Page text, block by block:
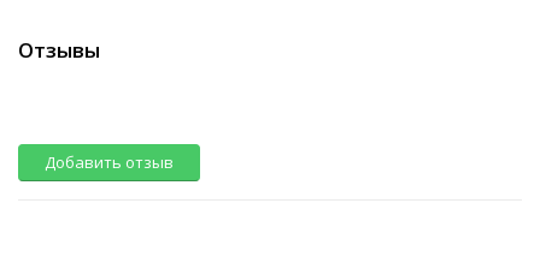
Отзывы
Добавить отзыв